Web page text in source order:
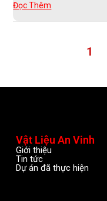
Đọc Thêm
1
Vật Liệu An Vinh
Giới thiệu
Tin tức
Dự án đã thực hiện